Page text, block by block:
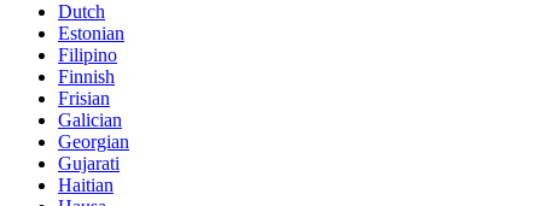
Dutch
Estonian
Filipino
Finnish
Frisian
Galician
Georgian
Gujarati
Haitian